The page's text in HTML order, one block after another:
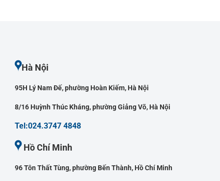
Hà Nội
95H Lý Nam Đế, phường Hoàn Kiếm, Hà Nội
8/16 Huỳnh Thúc Kháng, phường Giảng Võ, Hà Nội
Tel:024.3747 4848
Hồ Chí Minh
96 Tôn Thất Tùng, phường Bến Thành, Hồ Chí Minh